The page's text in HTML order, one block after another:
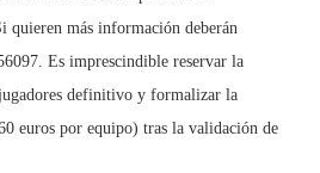
quieren más información deberán
Es imprescindible reservar la
definitivo y formalizar la
euros por equipo) tras la validación de